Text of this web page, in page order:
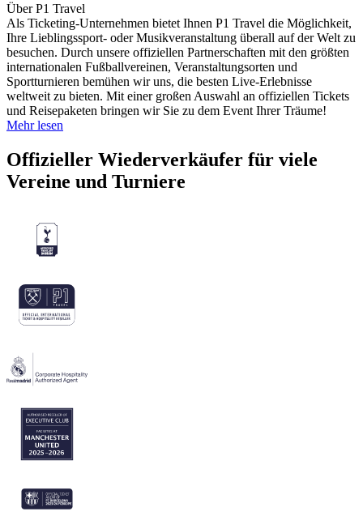
Über P1 Travel
Als Ticketing-Unternehmen bietet Ihnen P1 Travel die Möglichkeit,
Ihre Lieblingssport- oder Musikveranstaltung überall auf der Welt zu
besuchen. Durch unsere offiziellen Partnerschaften mit den größten
internationalen Fußballvereinen, Veranstaltungsorten und
Sportturnieren bemühen wir uns, die besten Live-Erlebnisse
weltweit zu bieten. Mit einer großen Auswahl an offiziellen Tickets
und Reisepaketen bringen wir Sie zu dem Event Ihrer Träume!
Mehr lesen
Offizieller Wiederverkäufer für viele
Vereine und Turniere